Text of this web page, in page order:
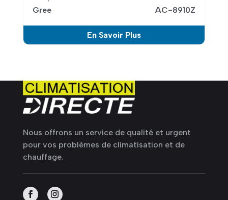
Gree AC-8910Z
En Savoir Plus
Nous offrons un service de qualité et urgent
pour vos problèmes de climatisation et de
chauffage.